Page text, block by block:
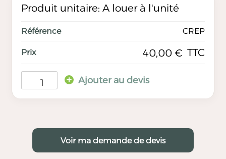
Produit unitaire: A louer à l'unité
CREP
40,00 € TTC
Ajouter au devis
Voir ma demande de devis